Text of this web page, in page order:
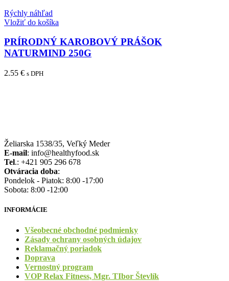
Rýchly náhľad
Vložiť do košíka
PRÍRODNÝ KAROBOVÝ PRÁŠOK
NATURMIND 250G
2.55 € s DPH
Želiarska 1538/35, Veľký Meder
E-mail: info@healthyfood.sk
Tel.: +421 905 296 678
Otváracia doba:
Pondelok - Piatok: 8:00 -17:00
Sobota: 8:00 -12:00
INFORMÁCIE
Všeobecné obchodné podmienky
Zásady ochrany osobných údajov
Reklamačný poriadok
Doprava
Vernostný program
VOP Relax Fitness, Mgr. TIbor Števlík